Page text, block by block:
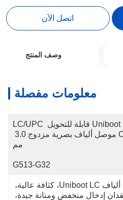
اتصل الآن
وصف المنتج
معلومات مفصلة
قطبية Uniboot قابلة للتحويل LC/UPC
OM3 موصل ألياف بصرية مزدوج 3.0
مم
G513-G32
موصل ألياف Uniboot LC، كثافة عالية،
فقدان إدخال منخفض ومتانة جيدة،